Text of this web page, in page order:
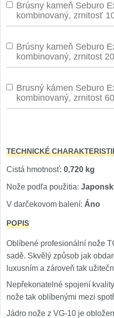
Taktické 8
Špeciálne nože
Vrhacie 12
Ostřiče nožů
Brusné kameny 3
Nože SEBURO
Nože Seburo SARADA
Nože Seburo SUBAJA 92
Nože Seburo HOKORI 37
Brúsny kameň Seburo
kombinovaný, zrnitosť
Brúsny kameň Seburo
kombinovaný, zrnitost
Brusný kámen Seburo
kombinovaný, zrnitost
TECHNICKÉ
Cistá hmotnosť: 0,720 kg
Nože podľa použitia:
V darčekovom balení: Áno
POPIS
Oblíbené profesionální nože
sadě. Skvělý způsob jak
luxusním a zároveň tak
Nepřekonatelné spojení
nože tak oblíbenými mezi
Jádro nože z VG-10 je